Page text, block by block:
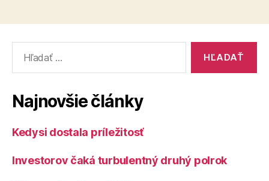
Najnovšie články
Kedysi dostala príležitosť
Investorov čaká turbulentný druhý polrok